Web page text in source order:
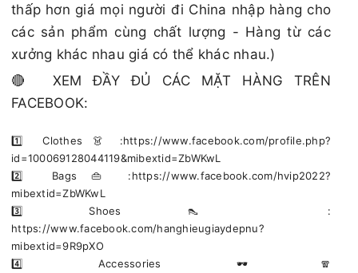
thấp hơn giá mọi người đi China nhập hàng cho
các sản phẩm cùng chất lượng - Hàng từ các
xưởng khác nhau giá có thể khác nhau.)
🔴 XEM ĐẦY ĐỦ CÁC MẶT HÀNG TRÊN
FACEBOOK:
1️⃣ Clothes 👗 :https://www.facebook.com/profile.php?
id=100069128044119&mibextid=ZbWKwL
2️⃣ Bags 👜 :https://www.facebook.com/hvip2022?
mibextid=ZbWKwL
3️⃣ Shoes 👠 :
https://www.facebook.com/hanghieugiaydepnu?
mibextid=9R9pXO
4️⃣ Accessories 🕶🧣